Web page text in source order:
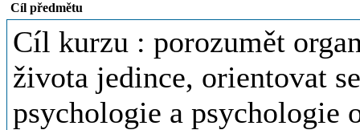
Cíl předmětu
Cíl kurzu : porozumět
života jedince, orientovat
psychologie a psychologie